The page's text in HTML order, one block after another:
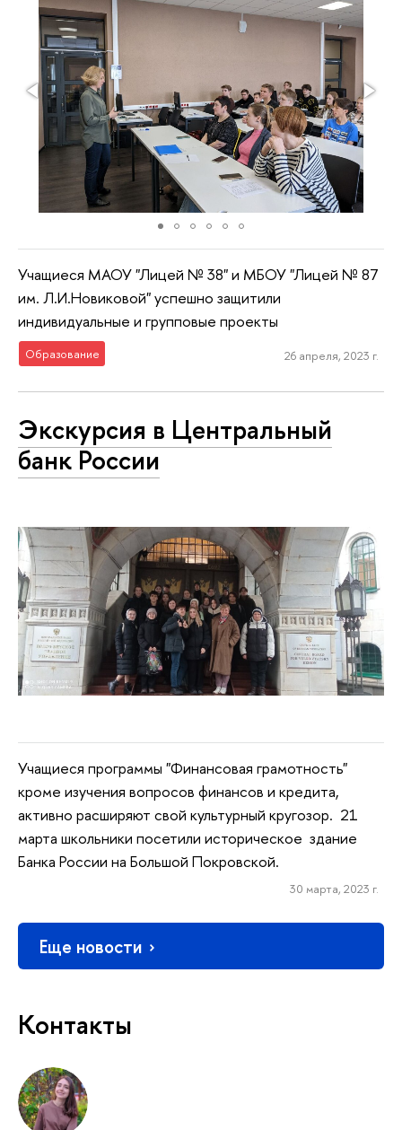
Учащиеся МАОУ "Лицей № 38" и МБОУ "Лицей № 87
им. Л.И.Новиковой" успешно защитили
индивидуальные и групповые проекты
Образование 26 апреля, 2023 г.
Экскурсия в Центральный
банк России
Учащиеся программы "Финансовая грамотность"
кроме изучения вопросов финансов и кредита,
активно расширяют свой культурный кругозор. 21
марта школьники посетили историческое здание
Банка России на Большой Покровской.
30 марта, 2023 г.
Еще новости
Контакты